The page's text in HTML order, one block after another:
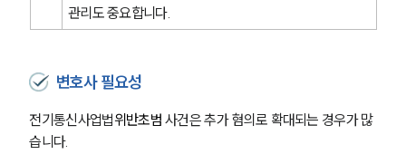
형사전문변호사
공지사항
관리도 중요합니다.
변호사 필요성
전기통신사업법위반초범 사건은 추가 혐의로 확대되는 경우가 많
습니다.